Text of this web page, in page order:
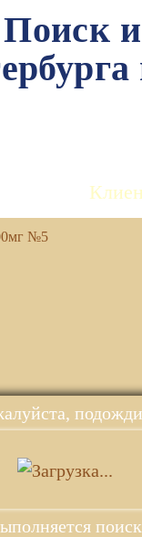
поиск
Поиск и
№5